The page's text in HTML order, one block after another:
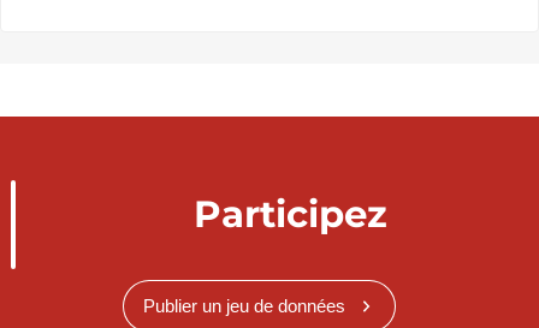
Participez
Publier un jeu de données